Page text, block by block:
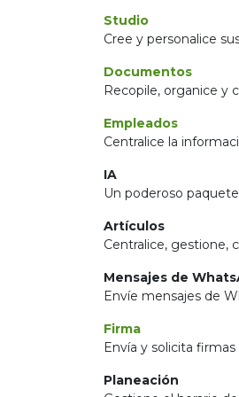
Studio
Cree y personalice
Documentos
Recopile, organice y
Empleados
Centralice la
IA
Un poderoso
Artículos
Centralice, gestione,
Mensajes de
Envíe mensajes de
Firma
Envía y solicita
Planeación